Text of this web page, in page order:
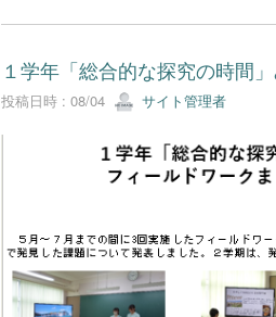
１学年「総合的な探究の時間
投稿日時 : 08/04 サイト管理者